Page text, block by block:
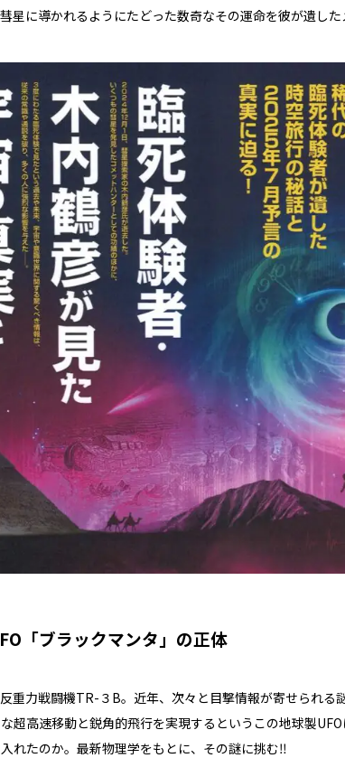
星に導かれるようにたどった数奇なその運命を彼が遺し
「ブラックマンタ」の正体
重力戦闘機TR-３B。近年、次々と目撃情報が寄せられる
超高速移動と鋭角的飛行を実現するというこの地球製
れたのか。最新物理学をもとに、その謎に挑む‼